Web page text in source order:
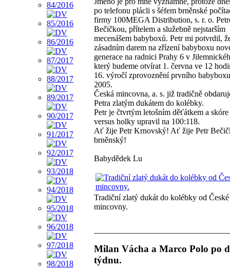
po telefonu plácli s šéfem brněnské
firmy 100MEGA Distribution, s. r. o.
Bečičkou, přítelem a služebně nejstarším
mecenášem babyboxů. Petr mi potvrdil,
zásadním darem na zřízení babyboxu
generace na radnici Prahy 6 v
který budeme otvírat 1. června ve 12
16. výročí zprovoznění prvního
2005.
Česká mincovna, a. s. již tradičně
Petra zlatým dukátem do kolébky.
Petr je čtvrtým letošním děťátkem a
versus holky upravil na 100:118.
Ať žije Petr Krnovský! Ať žije Petr
brněnský!
Babydědek Lu
Tradiční zlatý dukát do kolébky od České
mincovny.
Milan Vácha a Marco Polo po
týdnu.